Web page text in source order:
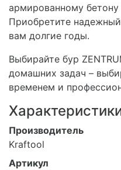
армированному бетону
Приобретите
вам долгие годы.
Выбирайте бур
домашних задач –
временем и
Производитель
Kraftool
Артикул